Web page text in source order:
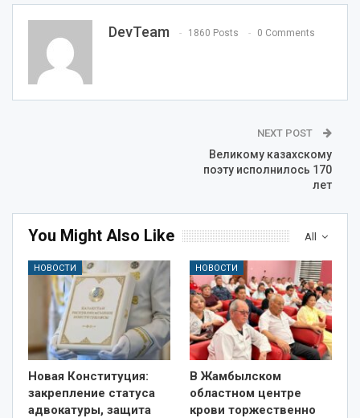
DevTeam 1860 Posts 0 Comments
NEXT POST
Великому казахскому
поэту исполнилось 170
лет
All
You Might Also Like
НОВОСТИ
Новая Конституция:
закрепление статуса
адвокатуры, защита
НОВОСТИ
В Жамбылском
областном центре
крови торжественно